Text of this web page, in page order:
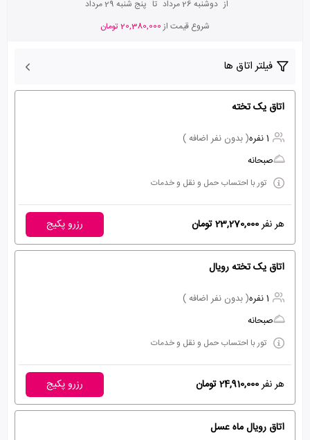
از دوشنبه 26 مرداد تا پنج شنبه 29 مرداد
شروع قیمت از20,380,000 تومان
فیلتر اتاق ها
اتاق یک تخته
1 نفره
( بدون نفر اضافه )
صبحانه
تور با احتساب حمل و نقل و خدمات
هر نفر23,270,000 تومان رزرو پکیج
اتاق یک تخته رویال
1 نفره
( بدون نفر اضافه )
صبحانه
تور با احتساب حمل و نقل و خدمات
هر نفر24,910,000 تومان رزرو پکیج
اتاق رویال ماه عسل